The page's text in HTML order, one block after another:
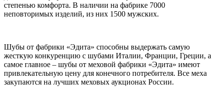
степенью комфорта. В наличии на фабрике 7000
неповторимых изделий, из них 1500 мужских.
Шубы от фабрики «Эдита» способны выдержать самую
жесткую конкуренцию с шубами Италии, Франции, Греции, а
самое главное – шубы от меховой фабрики «Эдита» имеют
привлекательную цену для конечного потребителя. Все меха
закупаются на лучших меховых аукционах России.